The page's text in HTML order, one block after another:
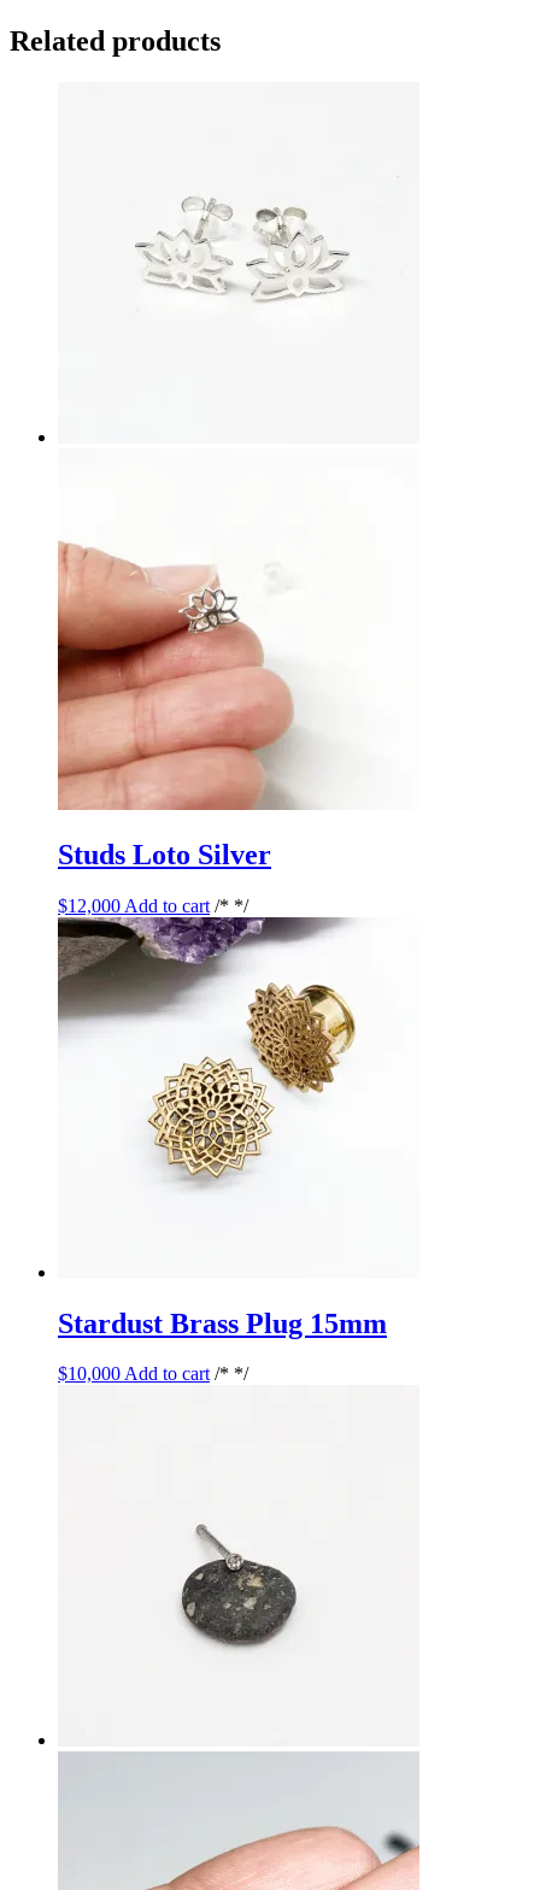
Related products
Studs Loto Silver
$12,000 Add to cart /* */
Stardust Brass Plug 15mm
$10,000Add to cart/* */